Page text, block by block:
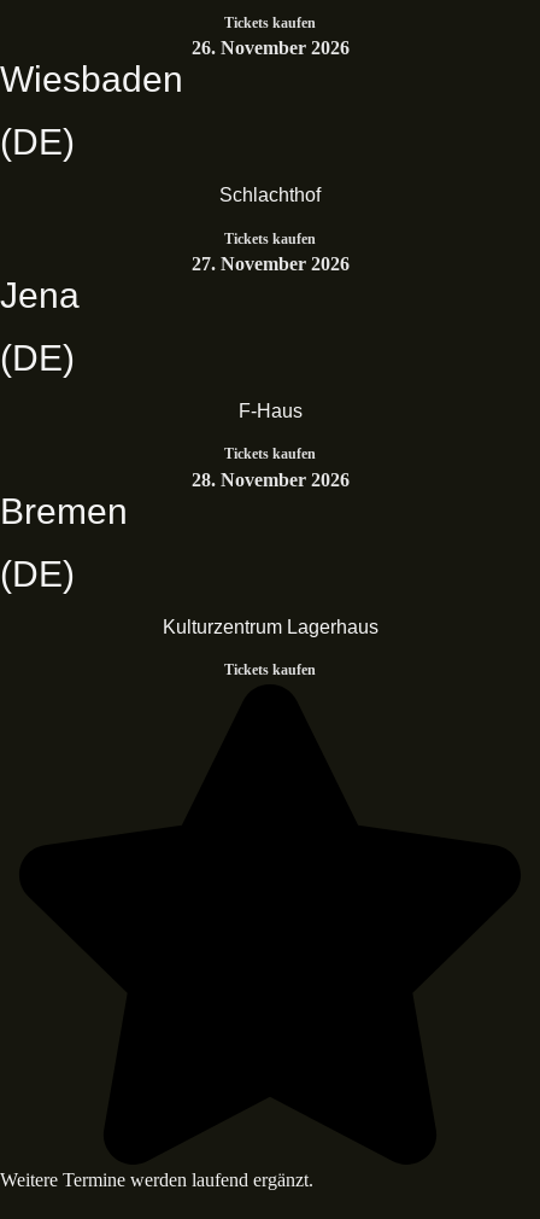
Tickets kaufen
26. November 2026
Wiesbaden
(DE)
Schlachthof
Tickets kaufen
27. November 2026
Jena
(DE)
F-Haus
Tickets kaufen
28. November 2026
Bremen
(DE)
Kulturzentrum Lagerhaus
Tickets kaufen
Weitere Termine werden laufend ergänzt.